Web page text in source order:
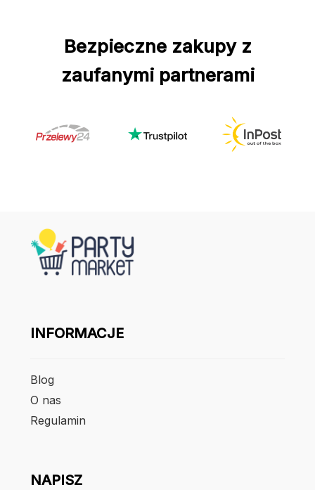
Bezpieczne zakupy z
zaufanymi partnerami
INFORMACJE
Blog
O nas
Regulamin
NAPISZ